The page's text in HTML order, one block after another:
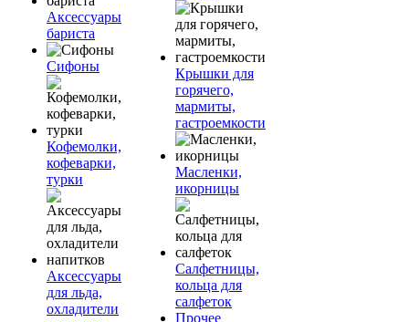
Аксессуары
бариста
Сифоны
Кофемолки,
кофеварки,
турки
Аксессуары
для льда,
охладители
Крышки для
горячего,
мармиты,
гастроемкости
Масленки,
икорницы
Салфетницы,
кольца для
салфеток
Прочее